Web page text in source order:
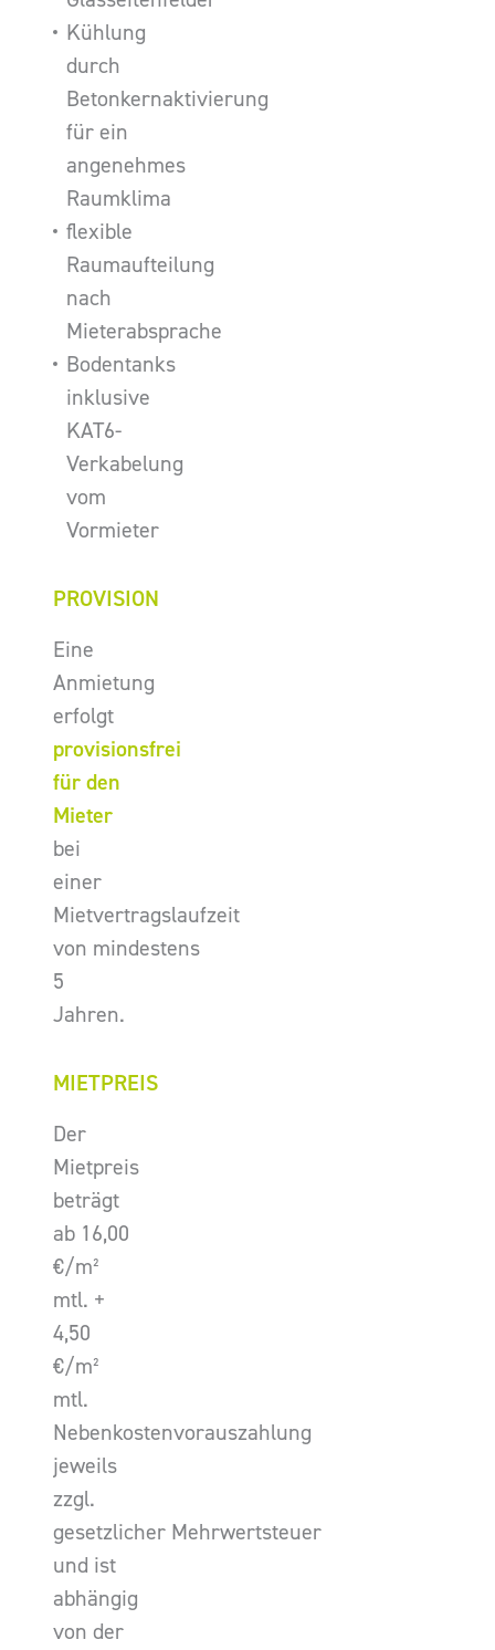
Kühlung
durch
Betonkernaktivierung
für ein
angenehmes
Raumklima
flexible
Raumaufteilung
nach
Mieterabsprache
Bodentanks
inklusive
KAT6-
Verkabelung
vom
Vormieter
PROVISION
Eine
Anmietung
erfolgt
provisionsfrei
für den
Mieter
bei
einer
Mietvertragslaufzeit
von mindestens
5
Jahren.
MIETPREIS
Der
Mietpreis
beträgt
ab 16,00
€/m²
mtl. +
4,50
€/m²
mtl.
Nebenkostenvorauszahlung
jeweils
zzgl.
gesetzlicher Mehrwertsteuer
und ist
abhängig
von der